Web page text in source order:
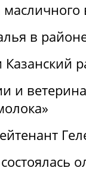
в
и